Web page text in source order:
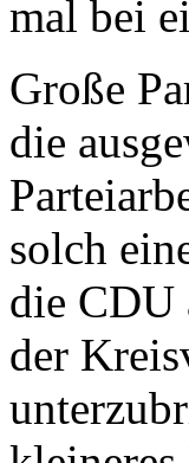
mal bei
Große
die
solch
die CDU
der